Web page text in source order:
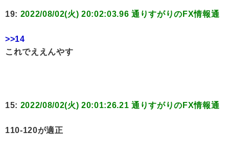
19: 2022/08/02(火) 20:02:03.96 通りすがりのFX情報通
>>14
これでええんやす
15: 2022/08/02(火) 20:01:26.21 通りすがりのFX情報通
110-120が適正